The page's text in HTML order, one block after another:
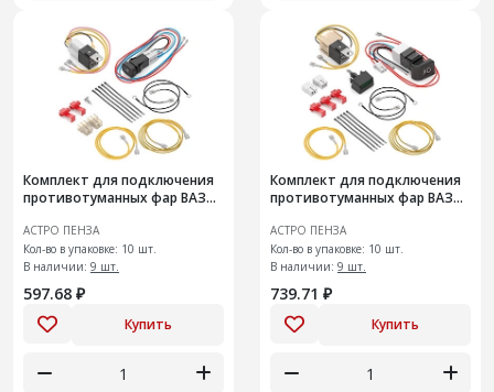
Комплект для подключения
противотуманных фар ВАЗ
АСТРО ПЕНЗА
Кол-во в упаковке: 10 шт.
В наличии: 9 шт.
597.68 ₽
Купить
Комплект для подключения
противотуманных фар ВАЗ
АСТРО ПЕНЗА
Кол-во в упаковке: 10 шт.
В наличии: 9 шт.
739.71 ₽
Купить